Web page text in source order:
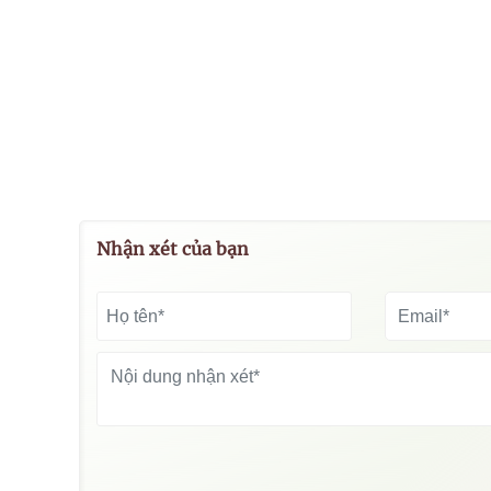
Nhận xét của bạn